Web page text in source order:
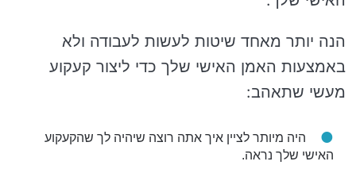
הנה יותר מאחד שיטות לעשות לעבודה ולא
באמצעות האמן האישי שלך כדי ליצור קעקוע
מעשי שתאהב:
היה מיותר לציין איך אתה רוצה שיהיה לך שהקעקוע
האישי שלך נראה.